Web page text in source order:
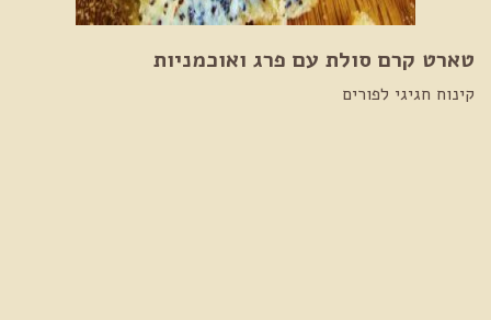
טארט קרם סולת עם פרג ואוכמניות
קינוח חגיגי לפורים